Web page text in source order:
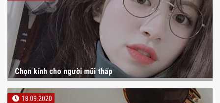
Chọn kính cho người mũi thấp
18.09.2020